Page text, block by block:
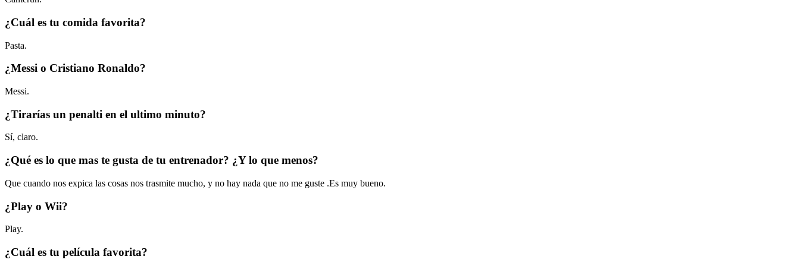
¿Cuál es tu comida favorita?
Pasta.
¿Messi o Cristiano Ronaldo?
Messi.
¿Tirarías un penalti en el ultimo minuto?
Sí, claro.
¿Qué es lo que mas te gusta de tu entrenador? ¿Y lo que menos?
Que cuando nos expica las cosas nos trasmite mucho, y no hay nada que no me guste .Es muy bueno.
¿Play o Wii?
Play.
¿Cuál es tu película favorita?